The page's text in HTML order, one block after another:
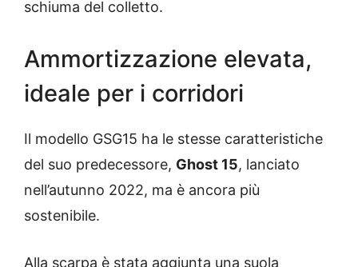
schiuma del colletto.
Ammortizzazione elevata,
ideale per i corridori
Il modello GSG15 ha le stesse caratteristiche
del suo predecessore, Ghost 15, lanciato
nell’autunno 2022, ma è ancora più
sostenibile.
Alla scarpa è stata aggiunta una suola